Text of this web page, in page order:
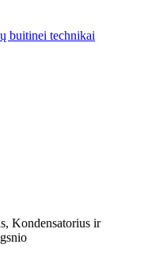
buitinei technikai
Kondensatorius ir